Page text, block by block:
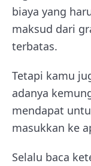
biaya yang
maksud dari
terbatas.
Tetapi kamu
adanya
mendapat
masukkan ke
Selalu baca